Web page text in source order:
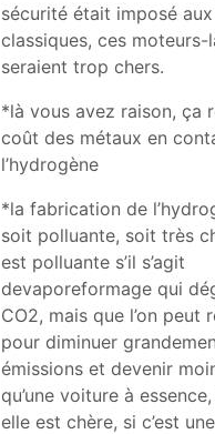
sécurité était imposé
classiques, ces moteurs-
seraient trop chers.
*là vous avez raison, ça
coût des métaux en
l’hydrogène
*la fabrication de
soit polluante, soit très
est polluante s’il s’agit
devaporeformage qui
CO2, mais que l’on peut
pour diminuer
émissions et devenir
qu’une voiture à
elle est chère, si c’est